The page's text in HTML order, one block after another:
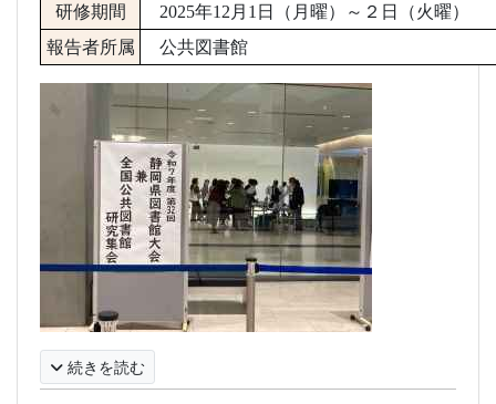
研修期間
2025年12 月 1 日（月曜）～２日（火曜）
報告者所属
公共図書館
続きを読む